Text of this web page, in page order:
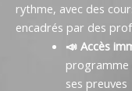
rythme, avec des
encadrés par des
📣 Accès
programme
ses preuves